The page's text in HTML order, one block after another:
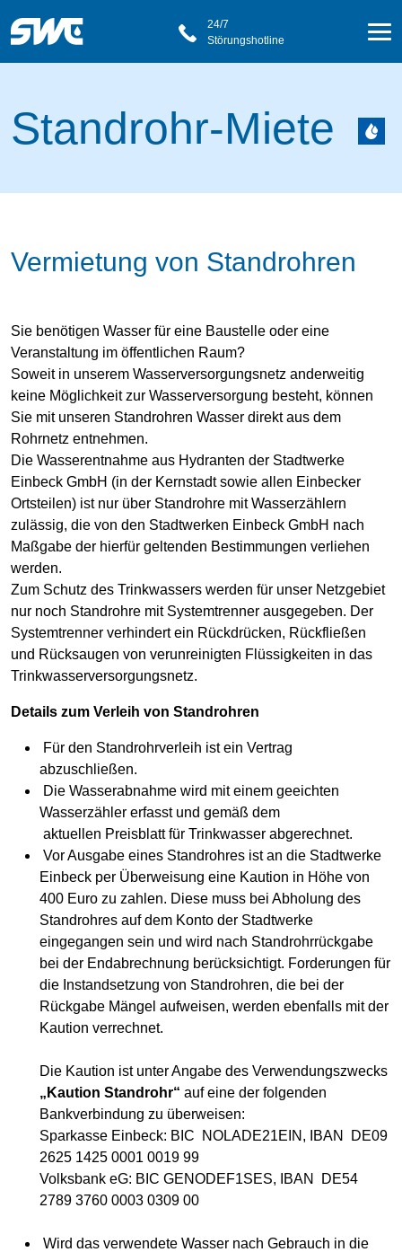
24/7
Störungshotline
Standrohr-Miete
Vermietung von Standrohren
Sie benötigen Wasser für eine Baustelle oder eine
Veranstaltung im öffentlichen Raum?
Soweit in unserem Wasserversorgungsnetz anderweitig
keine Möglichkeit zur Wasserversorgung besteht, können
Sie mit unseren Standrohren Wasser direkt aus dem
Rohrnetz entnehmen.
Die Wasserentnahme aus Hydranten der Stadtwerke
Einbeck GmbH (in der Kernstadt sowie allen Einbecker
Ortsteilen) ist nur über Standrohre mit Wasserzählern
zulässig, die von den Stadtwerken Einbeck GmbH nach
Maßgabe der hierfür geltenden Bestimmungen verliehen
werden.
Zum Schutz des Trinkwassers werden für unser Netzgebiet
nur noch Standrohre mit Systemtrenner ausgegeben. Der
Systemtrenner verhindert ein Rückdrücken, Rückfließen
und Rücksaugen von verunreinigten Flüssigkeiten in das
Trinkwasserversorgungsnetz.
Details zum Verleih von Standrohren
Für den Standrohrverleih ist ein Vertrag
abzuschließen.
Die Wasserabnahme wird mit einem geeichten
Wasserzähler erfasst und gemäß dem
aktuellen Preisblatt für Trinkwasser abgerechnet.
Vor Ausgabe eines Standrohres ist an die Stadtwerke
Einbeck per Überweisung eine Kaution in Höhe von
400 Euro zu zahlen. Diese muss bei Abholung des
Standrohres auf dem Konto der Stadtwerke
eingegangen sein und wird nach Standrohrrückgabe
bei der Endabrechnung berücksichtigt. Forderungen für
die Instandsetzung von Standrohren, die bei der
Rückgabe Mängel aufweisen, werden ebenfalls mit der
Kaution verrechnet.
Die Kaution ist unter Angabe des Verwendungszwecks
„Kaution Standrohr“ auf eine der folgenden
Bankverbindung zu überweisen:
Sparkasse Einbeck: BIC NOLADE21EIN, IBAN DE09
2625 1425 0001 0019 99
Volksbank eG: BIC GENODEF1SES, IBAN DE54
2789 3760 0003 0309 00
Wird das verwendete Wasser nach Gebrauch in die